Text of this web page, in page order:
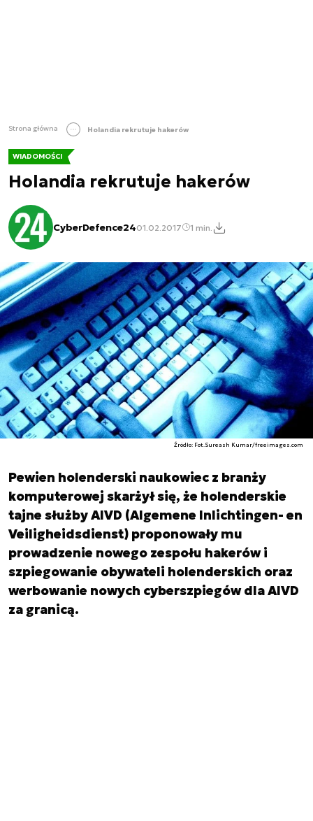
Strona główna Holandia rekrutuje hakerów
WIADOMOŚCI
Holandia rekrutuje hakerów
CyberDefence2401.02.2017 1 min.
Źródło: Fot.Sureash Kumar/freeimages.com
Pewien holenderski naukowiec z branży
komputerowej skarżył się, że holenderskie
tajne służby AIVD (Algemene Inlichtingen- en
Veiligheidsdienst) proponowały mu
prowadzenie nowego zespołu hakerów i
szpiegowanie obywateli holenderskich oraz
werbowanie nowych cyberszpiegów dla AIVD
za granicą.